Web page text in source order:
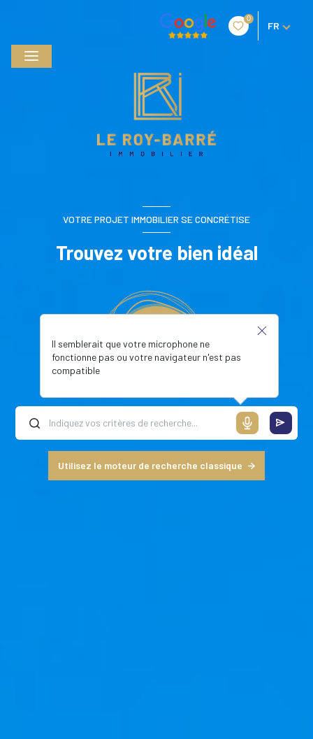
0
FR
VOTRE PROJET IMMOBILIER SE CONCRÉTISE
Trouvez votre bien idéal
Il semblerait que votre microphone ne
fonctionne pas ou votre navigateur n'est pas
compatible
Utilisez le moteur de recherche classique